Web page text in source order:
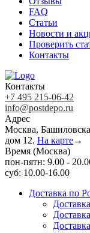
FAQ
Статьи
Новости и
Проверить
Контакты
Контакты
+7 495 215-06-42
info@postdepo.ru
Адрес
Москва,
дом 12. На карте→
Время (Москва)
пон-пятн: 9.00 -
суб: 10.00-16.00
Доставка по